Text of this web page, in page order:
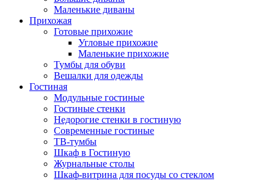
Маленькие диваны
Прихожая
Готовые прихожие
Угловые прихожие
Маленькие прихожие
Тумбы для обуви
Вешалки для одежды
Гостиная
Модульные гостиные
Гостиные стенки
Недорогие стенки в гостиную
Современные гостиные
ТВ-тумбы
Шкаф в Гостиную
Журнальные столы
Шкаф-витрина для посуды со стеклом